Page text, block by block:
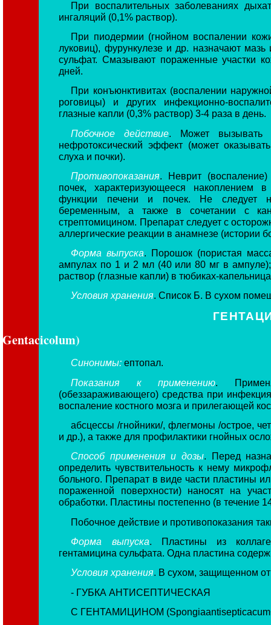
При воспалительных заболеваниях
ингаляций (0,1% раствор).
При пиодермии (гнойном воспалении
луковиц), фурункулезе и др. назначают
сульфат. Смазывают пораженные участки
дней.
При конъюнктивитах (воспалении
роговицы) и других инфекционно-
глазные капли (0,3% раствор) 3-4 раза в день.
Побочное действие . Может вызывать
нефротоксический эффект (может
слуха и почки).
Противопоказания. Неврит
почек, характеризующееся накоплением
функции печени и почек. Не следует
беременным, а также в сочетании с
стрептомицином. Препарат следует с
аллергические реакции в анамнезе (истории
Форма выпуска. Порошок (пористая
ампулах по 1 и 2 мл (40 или 80 мг в
раствор (глазные капли) в тюбиках-
Условия хранения. Список Б. В сухом
Gentacicolum)
Синонимы: ептопал.
Показания к применению.
(обеззараживающего) средства при
воспаление костного мозга и прилегающей
абсцессы /гнойники/, флегмоны /острое,
и др.), а также для профилактики гнойных
Способ применения и дозы. Перед
определить чувствительность к нему
больного. Препарат в виде части пластины
пораженной поверхности) наносят на
обработки. Пластины постепенно (в течение
Побочное действие и противопоказания
Форма выпуска. Пластины из
гентамицина сульфата. Одна пластина
Условия хранения. В сухом, защищенном от
- ГУБКА АНТИСЕПТИЧЕСКАЯ
С ГЕНТАМИЦИНОМ